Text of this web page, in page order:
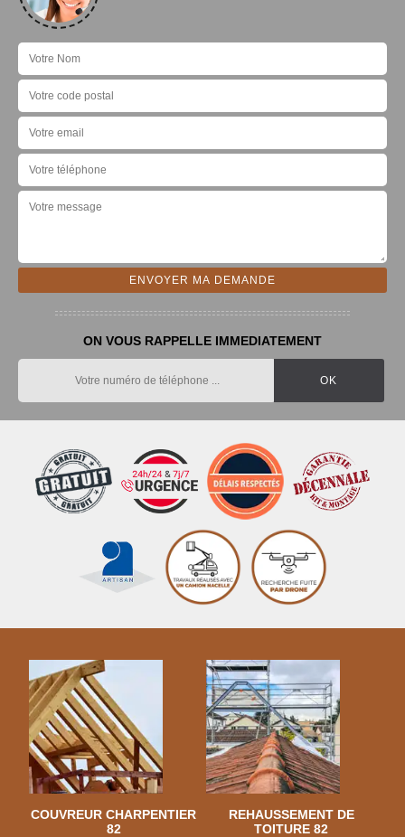
ON VOUS RAPPELLE IMMEDIATEMENT
COUVREUR CHARPENTIER
82
REHAUSSEMENT DE
TOITURE 82